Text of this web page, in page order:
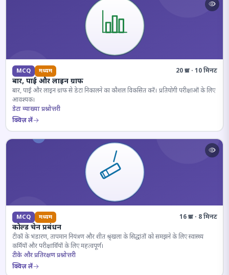
MCQ मध्यम 20 प्रश्न · 10 मिनट
बार, पाई और लाइन ग्राफ
बार, पाई और लाइन ग्राफ से डेटा निकालने का कौशल विकसित करें। प्रतियोगी परीक्षाओं के लिए
आवश्यक।
डेटा व्याख्या प्रश्नोत्तरी
क्विज़ लें
MCQ मध्यम 16 प्रश्न · 8 मिनट
कोल्ड चेन प्रबंधन
टीकों के भंडारण, तापमान नियंत्रण और शीत श्रृंखला के सिद्धांतों को समझने के लिए स्वास्थ्य
कर्मियों और परीक्षार्थियों के लिए महत्वपूर्ण।
टीके और प्रतिरक्षण प्रश्नोत्तरी
क्विज़ लें